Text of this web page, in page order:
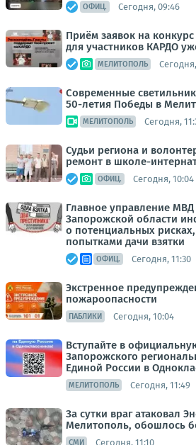
ОФИЦ. Сегодня, 09:46
Приём заявок на
для участников КАРДО
МЕЛИТОПОЛЬ
Современные
50-летия Победы в
МЕЛИТОПОЛЬ Сегодня,
Судьи региона и
ремонт в школе-
ОФИЦ. Сегодня, 10:04
Главное управление
Запорожской области
о потенциальных
попытками дачи взятки
ОФИЦ. Сегодня, 11:30
Экстренное
пожароопасности
ПАБЛИКИ Сегодня, 10:04
Вступайте в
Запорожского
Единой России в
МЕЛИТОПОЛЬ Сегодня, 11:49
За сутки враг атаковал
Мелитополь, обошлось
СМИ Сегодня, 11:10